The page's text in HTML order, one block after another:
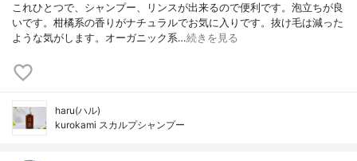
これひとつで、シャンプー、リンスが出来るので便利です。泡立ちが良
いです。柑橘系の香りがナチュラルでお気に入りです。抜け毛は減った
ような気がします。オーガニック系…続きを見る
haru(ハル)
kurokami スカルプシャンプー